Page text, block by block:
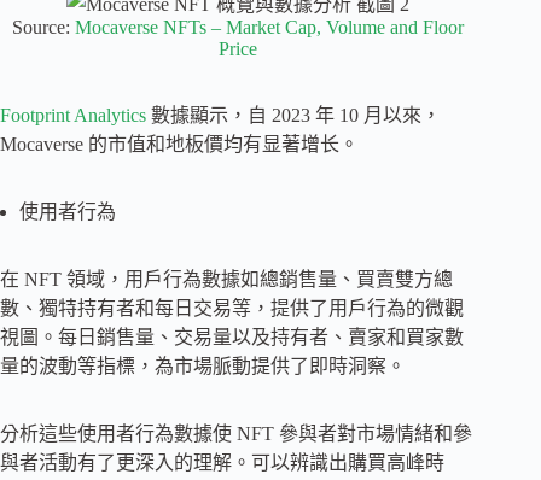
Source:Mocaverse NFTs – Market Cap, Volume and Floor
Price
Footprint Analytics 數據顯示，自 2023 年 10 月以來，
Mocaverse 的市值和地板價均有显著增长。
使用者行為
在 NFT 領域，用戶行為數據如總銷售量、買賣雙方總
數、獨特持有者和每日交易等，提供了用戶行為的微觀
視圖。每日銷售量、交易量以及持有者、賣家和買家數
量的波動等指標，為市場脈動提供了即時洞察。
分析這些使用者行為數據使 NFT 參與者對市場情緒和參
與者活動有了更深入的理解。可以辨識出購買高峰時